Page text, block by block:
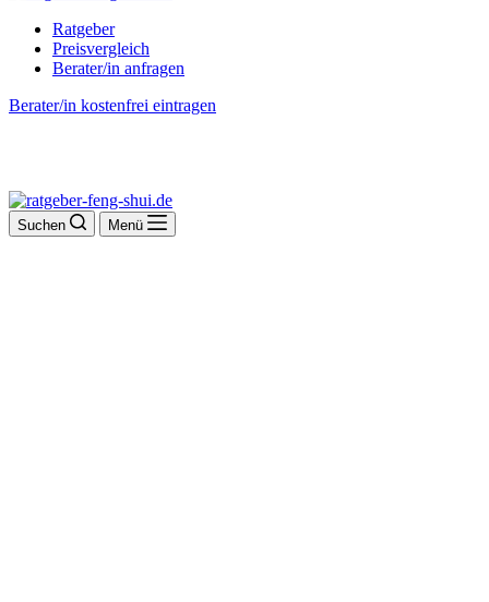
Ratgeber
Preisvergleich
Berater/in anfragen
Berater/in kostenfrei eintragen
Suchen Menü